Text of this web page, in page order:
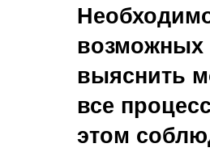
возможных
выяснить
все
этом